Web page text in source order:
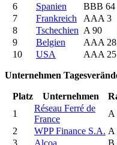
6
Spanien BBB 64
7
Frankreich AAA 3
8
Tschechien A 90
9
Belgien AAA 28
10
USA AAA 25
Unternehmen
Platz Unternehmen
1
Réseau Ferré de
France
A
2
WPP Finance S.A. A
3
Alcoa B